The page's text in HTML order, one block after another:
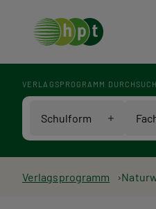
VERLAGSPROGRAMM
Schulform
Verlagsprogramm